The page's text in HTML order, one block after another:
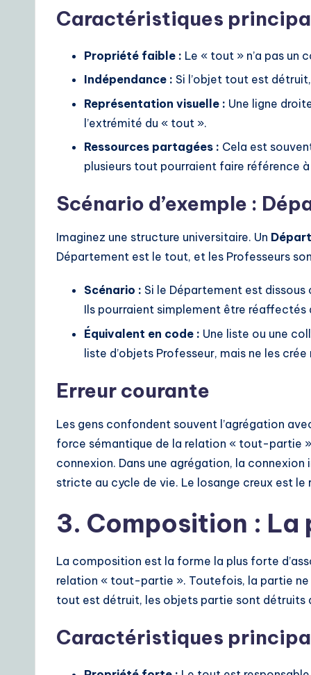
Caractéristiques
Propriété faible : Le « tout » n’a pas un
Indépendance : Si l’objet tout est
Représentation visuelle : Une ligne
l’extrémité du « tout ».
Ressources partagées : Cela est
plusieurs tout pourraient faire référence
Scénario d’exemple :
Imaginez une structure universitaire. Un
Département est le tout, et les Professeurs
Scénario : Si le Département est dissous
Ils pourraient simplement être réaffectés
Équivalent en code : Une liste ou une
liste d’objets Professeur, mais ne les
Erreur courante
Les gens confondent souvent l’agrégation
force sémantique de la relation « tout-partie
connexion. Dans une agrégation, la
stricte au cycle de vie. Le losange creux est le
3. Composition :
La composition est la forme la plus forte
relation « tout-partie ». Toutefois, la partie
tout est détruit, les objets partie sont détruits
Caractéristiques